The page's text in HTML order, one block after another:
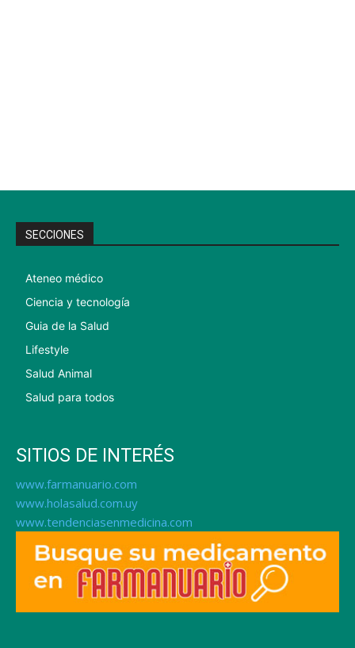
SECCIONES
Ateneo médico
Ciencia y tecnología
Guia de la Salud
Lifestyle
Salud Animal
Salud para todos
SITIOS DE INTERÉS
www.farmanuario.com
www.holasalud.com.uy
www.tendenciasenmedicina.com